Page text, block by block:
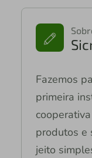
Fazemos
primeira
produtos e
jeito